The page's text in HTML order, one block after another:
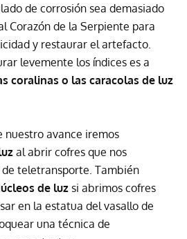
de corrosión sea demasiado
Corazón de la Serpiente para
y restaurar el artefacto.
levemente los índices es a
coralinas o las caracolas de luz
nuestro avance iremos
al abrir cofres que nos
teletransporte. También
de luz si abrimos cofres
en la estatua del vasallo de
una técnica de